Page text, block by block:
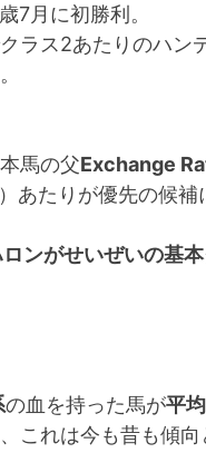
7月に初勝利。
ラス2あたりのハン
馬の父Exchange
）あたりが優先の候補
ンがせいぜいの基
の血を持った馬が平
これは今も昔も傾向